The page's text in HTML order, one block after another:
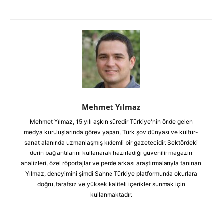
Mehmet Yılmaz
Mehmet Yılmaz, 15 yılı aşkın süredir Türkiye'nin önde gelen
medya kuruluşlarında görev yapan, Türk şov dünyası ve kültür-
sanat alanında uzmanlaşmış kıdemli bir gazetecidir. Sektördeki
derin bağlantılarını kullanarak hazırladığı güvenilir magazin
analizleri, özel röportajlar ve perde arkası araştırmalarıyla tanınan
Yılmaz, deneyimini şimdi Sahne Türkiye platformunda okurlara
doğru, tarafsız ve yüksek kaliteli içerikler sunmak için
kullanmaktadır.